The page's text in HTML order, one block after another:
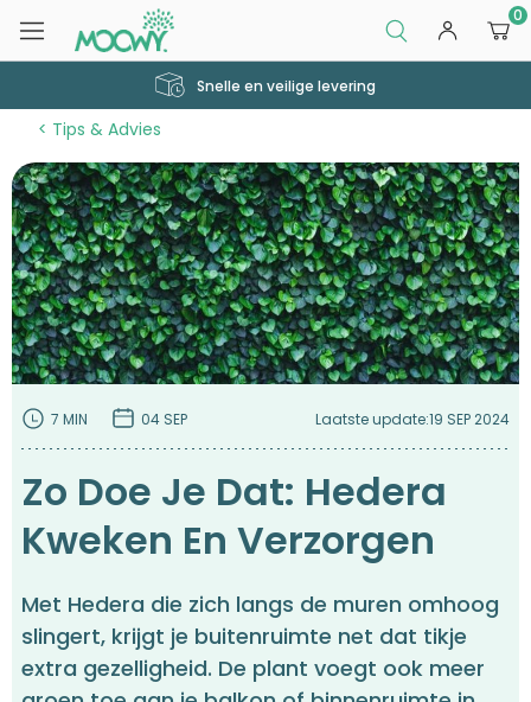
0
Snelle en veilige levering
Tips & Advies
7 MIN 04 SEP Laatste update:19 SEP 2024
Zo Doe Je Dat: Hedera
Kweken En Verzorgen
Met Hedera die zich langs de muren omhoog
slingert, krijgt je buitenruimte net dat tikje
extra gezelligheid. De plant voegt ook meer